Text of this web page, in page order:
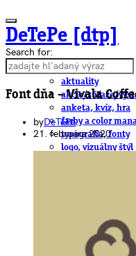
DeTePe [dtp]
ČLÁNKY
aktuality
akcie/súťaže/
anketa, kvíz, hra
farby a color
typografia, fonty
logo, vizuálny štýl
Search for:
Font dňa – Vivala
byDeTePe
21. februára 2020